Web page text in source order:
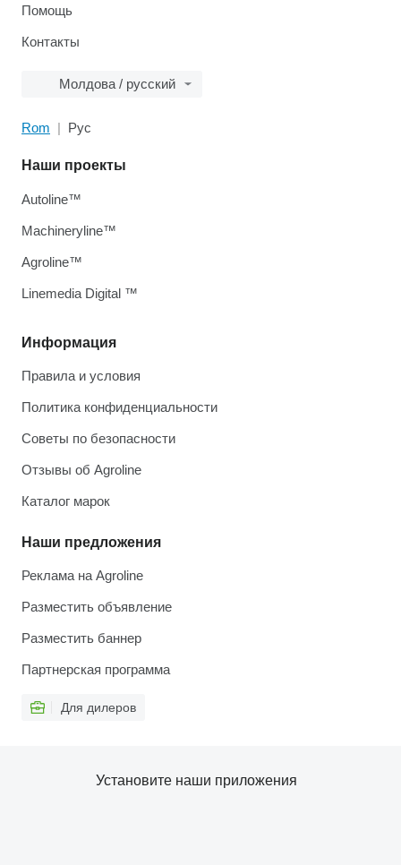
Помощь
Контакты
Молдова / русский
Rom Рус
Информация
Правила и условия
Политика конфиденциальности
Советы по безопасности
Отзывы об Agroline
Каталог марок
Наши предложения
Реклама на Agroline
Разместить объявление
Разместить баннер
Партнерская программа
Для дилеров
Наши проекты
Autoline™
Machineryline™
Agroline™
Linemedia Digital ™
Установите наши приложения